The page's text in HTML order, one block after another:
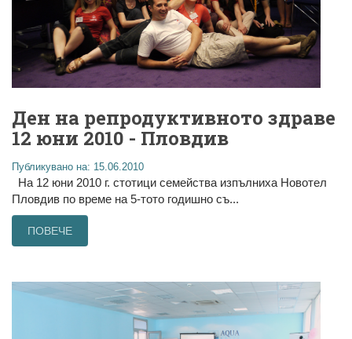
Ден на репродуктивното здраве
12 юни 2010 - Пловдив
Публикувано на: 15.06.2010
На 12 юни 2010 г. стотици семейства изпълниха Новотел
Пловдив по време на 5-тото годишно съ...
ПОВЕЧЕ